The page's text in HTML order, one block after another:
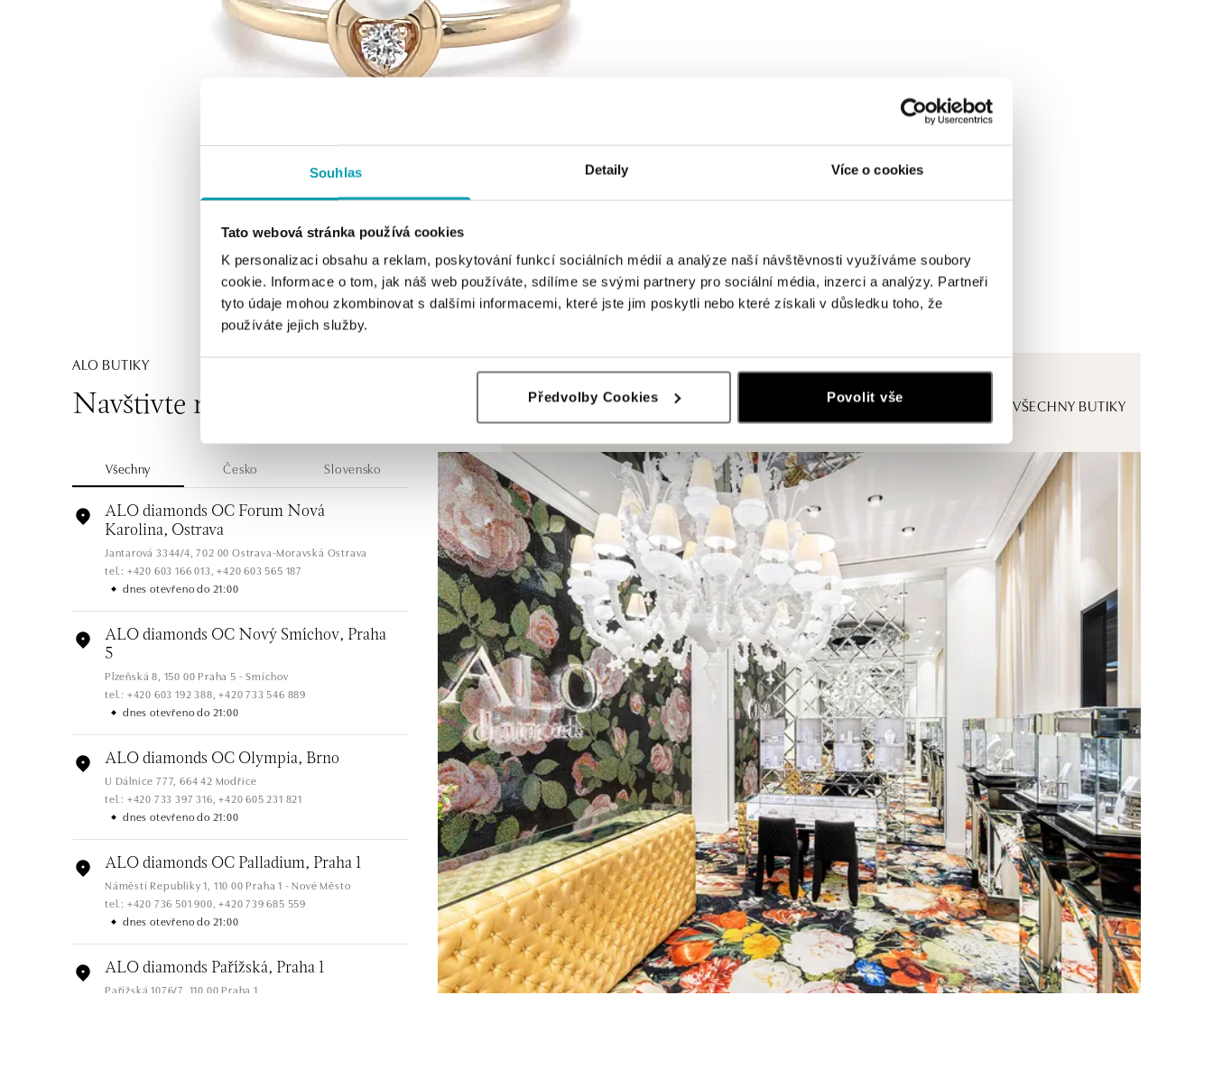
Souhlas Detaily Více o cookies
Tato webová stránka používá cookies
K personalizaci obsahu a reklam, poskytování funkcí sociálních médií a analýze naší návštěvnosti využíváme soubory
cookie. Informace o tom, jak náš web používáte, sdílíme se svými partnery pro sociální média, inzerci a analýzy. Partneři
tyto údaje mohou zkombinovat s dalšími informacemi, které jste jim poskytli nebo které získali v důsledku toho, že
používáte jejich služby.
Předvolby Cookies Povolit vše
ALO BUTIKY
Navštivte naše butiky ZOBRAZIT VŠECHNY BUTIKY
Všechny Česko Slovensko
ALO diamonds OC Forum Nová
Karolina, Ostrava
Jantarová 3344/4, 702 00 Ostrava-Moravská Ostrava
tel.: +420 603 166 013, +420 603 565 187
dnes otevřeno do 21:00
ALO diamonds OC Nový Smíchov, Praha
5
Plzeňská 8, 150 00 Praha 5 - Smíchov
tel.: +420 603 192 388, +420 733 546 889
dnes otevřeno do 21:00
ALO diamonds OC Olympia, Brno
U Dálnice 777, 664 42 Modřice
tel.: +420 733 397 316, +420 605 231 821
dnes otevřeno do 21:00
ALO diamonds OC Palladium, Praha 1
Náměstí Republiky 1, 110 00 Praha 1 - Nové Město
tel.: +420 736 501 900, +420 739 685 559
dnes otevřeno do 21:00
ALO diamonds Pařížská, Praha 1
Pařížská 1076/7, 110 00 Praha 1